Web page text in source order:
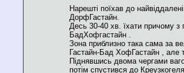
Нарешті поїхав до
ДорфГастайн.
Десь 30-40 хв. їхати причому з
БадХофгастайн .
Зона приблизно така сама за
Гастайн-Бад ХофГастайн , але
Піднявшись двома чергами
потім спустився до